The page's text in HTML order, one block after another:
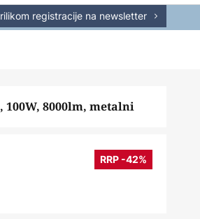
registracije na newsletter
8000lm, metalni
RRP -42%